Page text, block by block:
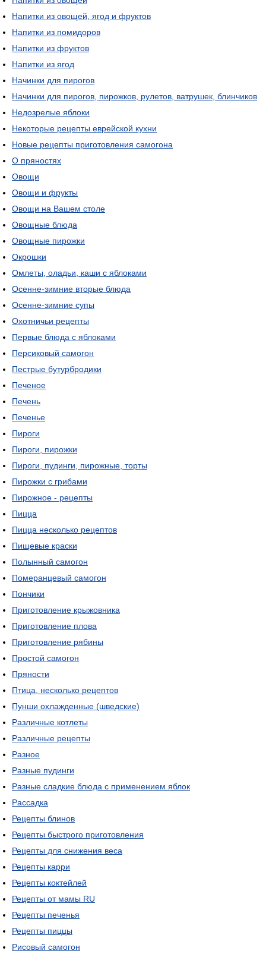
Напитки из овощей, ягод и фруктов
Напитки из помидоров
Напитки из фруктов
Напитки из ягод
Начинки для пирогов
Начинки для пирогов, пирожков, рулетов, ватрушек, блинчиков
Недозрелые яблоки
Некоторые рецепты еврейской кухни
Новые рецепты приготовления самогона
О пряностях
Овощи
Овощи и фрукты
Овощи на Вашем столе
Овощные блюда
Овощные пирожки
Окрошки
Омлеты, оладьи, каши с яблоками
Осенне-зимние вторые блюда
Осенне-зимние супы
Охотничьи рецепты
Первые блюда с яблоками
Персиковый самогон
Пестрые бутурбродики
Печеное
Печень
Печенье
Пироги
Пироги, пирожки
Пироги, пудинги, пирожные, торты
Пирожки с грибами
Пирожное - рецепты
Пицца
Пицца несколько рецептов
Пищевые краски
Полынный самогон
Померанцевый самогон
Пончики
Приготовление крыжовника
Приготовление плова
Приготовление рябины
Простой самогон
Пряности
Птица, несколько рецептов
Пунши охлажденные (шведские)
Различные котлеты
Различные рецепты
Разное
Разные пудинги
Разные сладкие блюда с применением яблок
Рассадка
Рецепты блинов
Рецепты быстрого приготовления
Рецепты для снижения веса
Рецепты карри
Рецепты коктейлей
Рецепты от мамы RU
Рецепты печенья
Рецепты пиццы
Рисовый самогон